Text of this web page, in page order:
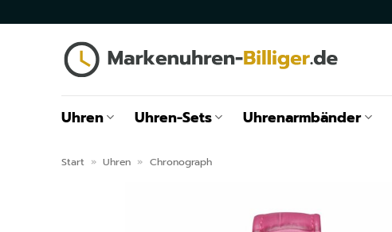
Uhren Uhren-Sets Uhrenarmbänder
Start » Uhren » Chronograph